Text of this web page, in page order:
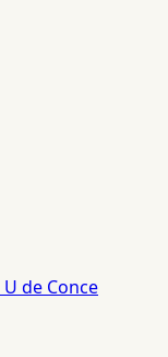
U de Conce